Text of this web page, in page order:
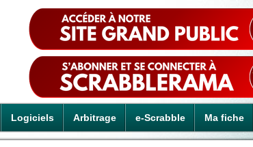
Logiciels Arbitrage e-Scrabble Ma fiche